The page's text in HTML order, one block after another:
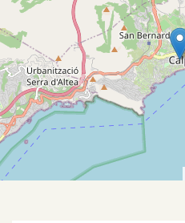
Koopwoningen
Huurwoningen
Verkocht
Verhuurd
Diensten